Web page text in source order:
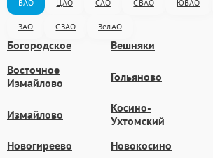
ВАО ЦАО САО СВАО ЮВАО
ЗАО СЗАО ЗелАО
Богородское Вешняки
Восточное
Измайлово
Гольяново
Измайлово
Косино-
Ухтомский
Новогиреево Новокосино